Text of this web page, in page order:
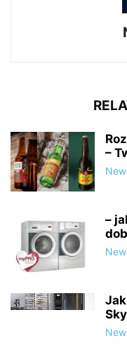
–
–